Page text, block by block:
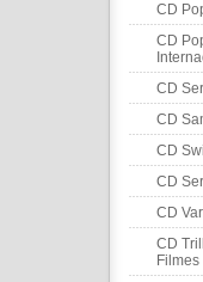
CD
CD
CD
CD
CD
CD
CD
CD
Filmes